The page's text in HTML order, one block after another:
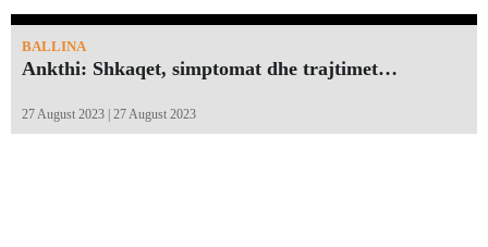
BALLINA
Ankthi: Shkaqet, simptomat dhe trajtimet…
27 August 2023 | 27 August 2023